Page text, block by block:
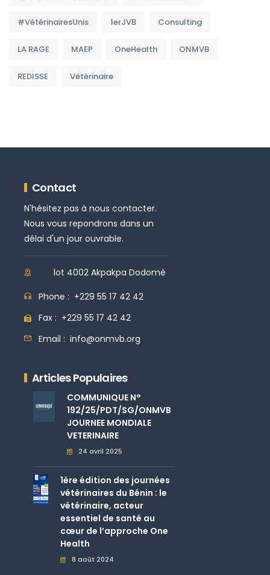
#VétérinairesUnis 1erJVB Consulting
LA RAGE MAEP OneHealth ONMVB
REDISSE Vétérinaire
Contact
N'hésitez pas à nous contacter.
Nous vous repondrons dans un
délai d'un jour ouvrable.
lot 4002 Akpakpa Dodomè
Phone : +229 55 17 42 42
Fax : +229 55 17 42 42
Email : info@onmvb.org
Articles Populaires
COMMUNIQUE N°
192/25/PDT/SG/ONMVB
JOURNEE MONDIALE
VETERINAIRE
24 avril 2025
1ère édition des journées
vétérinaires du Bénin : le
vétérinaire, acteur
essentiel de santé au
cœur de l’approche One
Health
8 août 2024